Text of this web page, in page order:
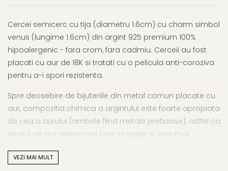
Cercei semicerc cu tija (diametru 1.6cm) cu charm simbol
venus (lungime 1.6cm) din argint 925 premium 100%
hipoalergenic - fara crom, fara cadmiu. Cerceii au fost
placati cu aur de 18K si tratati cu o pelicula anti-coroziva
pentru a-i spori rezistenta.
Spre deosebire de bijuteriile din metal comun placate cu
aur, compozitia chimica a argintului este foarte apropiata
de cea a aurului (ambele fiind metale pretioase), astfel ca
stratul de aur adera mai bine la argint si este mai
fi mult mai durabila si isi va pastra aspectul initial mult
VEZI MAI MULT